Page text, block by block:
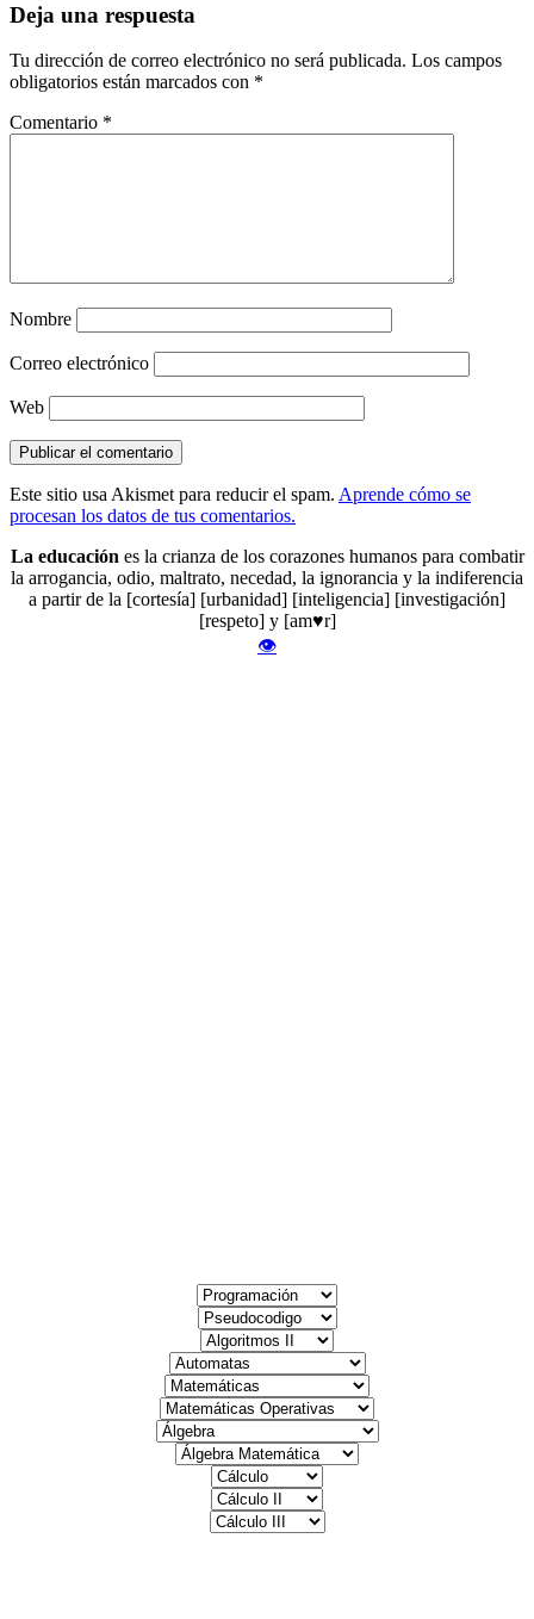
Deja una respuesta
Tu dirección de correo electrónico no será publicada. Los campos
obligatorios están marcados con *
Comentario *
Nombre
Correo electrónico
Web
Este sitio usa Akismet para reducir el spam. Aprende cómo se
procesan los datos de tus comentarios.
La educaciónes la crianza de los corazones humanos para combatir
la arrogancia, odio, maltrato, necedad, la ignorancia y la indiferencia
a partir de la [cortesía] [urbanidad] [inteligencia] [investigación]
[respeto] y [am♥r]
👁